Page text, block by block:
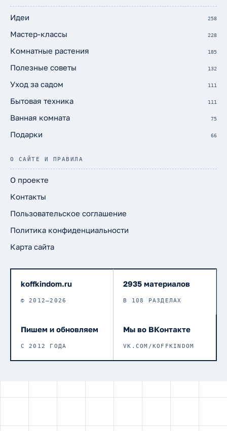
Идеи 258
Мастер-классы 228
Комнатные растения 185
Полезные советы 132
Уход за садом 111
Бытовая техника 111
Ванная комната 75
Подарки 66
О САЙТЕ И ПРАВИЛА
О проекте
Контакты
Пользовательское соглашение
Политика конфиденциальности
Карта сайта
koffkindom.ru
© 2012–2026
2935 материалов
В 108 РАЗДЕЛАХ
Пишем и обновляем
С 2012 ГОДА
Мы во ВКонтакте
VK.COM/KOFFKINDOM